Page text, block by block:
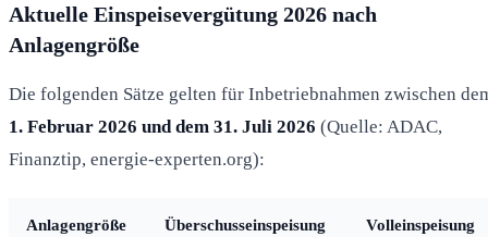
Aktuelle Einspeisevergütung 2026 nach
Anlagengröße
Die folgenden Sätze gelten für Inbetriebnahmen zwischen
1. Februar 2026 und dem 31. Juli 2026 (Quelle: ADAC,
Finanztip, energie-experten.org):
Anlagengröße Überschusseinspeisung Volleinspeisung